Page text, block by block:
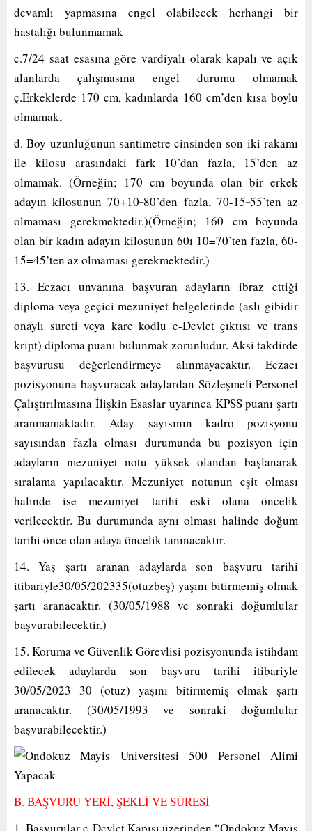
devamlı yapmasına engel olabilecek herhangi bir
hastalığı bulunmamak
c.7/24 saat esasına göre vardiyalı olarak kapalı ve açık
alanlarda çalışmasına engel durumu olmamak
ç.Erkeklerde 170 cm, kadınlarda 160 cm’den kısa boylu
olmamak,
d. Boy uzunluğunun santimetre cinsinden son iki rakamı
ile kilosu arasındaki fark 10’dan fazla, 15’dcn az
olmamak. (Örneğin; 170 cm boyunda olan bir erkek
adayın kilosunun 70+10 80’den fazla, 70-15 55’ten az
olmaması gerekmektedir.)(Örneğin; 160 cm boyunda
olan bir kadın adayın kilosunun 60ı 10=70’ten fazla, 60-
15=45’ten az olmaması gerekmektedir.)
13. Eczacı unvanına başvuran adayların ibraz ettiği
diploma veya geçici mezuniyet belgelerinde (aslı gibidir
onaylı sureti veya kare kodlu e-Devlet çıktısı ve trans
kript) diploma puanı bulunmak zorunludur. Aksi takdirde
başvurusu değerlendirmeye alınmayacaktır. Eczacı
pozisyonuna başvuracak adaylardan Sözleşmeli Personel
Çalıştırılmasına İlişkin Esaslar uyarınca KPSS puanı şartı
aranmamaktadır. Aday sayısının kadro pozisyonu
sayısından fazla olması durumunda bu pozisyon için
adayların mezuniyet notu yüksek olandan başlanarak
sıralama yapılacaktır. Mezuniyet notunun eşit olması
halinde ise mezuniyet tarihi eski olana öncelik
verilecektir. Bu durumunda aynı olması halinde doğum
tarihi önce olan adaya öncelik tanınacaktır.
14. Yaş şartı aranan adaylarda son başvuru tarihi
itibariyle30/05/202335(otuzbeş) yaşını bitirmemiş olmak
şartı aranacaktır. (30/05/1988 ve sonraki doğumlular
başvurabilecektir.)
15. Koruma ve Güvenlik Görevlisi pozisyonunda istihdam
edilecek adaylarda son başvuru tarihi itibariyle
30/05/2023 30 (otuz) yaşını bitirmemiş olmak şartı
aranacaktır. (30/05/1993 ve sonraki doğumlular
başvurabilecektir.)
B. BAŞVURU YERİ, ŞEKLİ VE SÜRESİ
1. Başvurular c-Dcvlct Kapısı üzerinden “Ondokuz Mayıs